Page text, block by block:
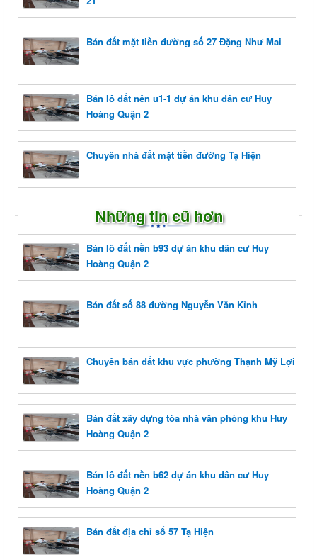
Bán đất mặt tiền đường số 27 Đặng Như Mai
Bán lô đất nền u1-1 dự án khu dân cư Huy
Hoàng Quận 2
Chuyên nhà đất mặt tiền đường Tạ Hiện
Những tin cũ hơn
Bán lô đất nền b93 dự án khu dân cư Huy
Hoàng Quận 2
Bán đất số 88 đường Nguyễn Văn Kỉnh
Chuyên bán đất khu vực phường Thạnh Mỹ Lợi
Bán đất xây dựng tòa nhà văn phòng khu Huy
Hoàng Quận 2
Bán lô đất nền b62 dự án khu dân cư Huy
Hoàng Quận 2
Bán đất địa chỉ số 57 Tạ Hiện